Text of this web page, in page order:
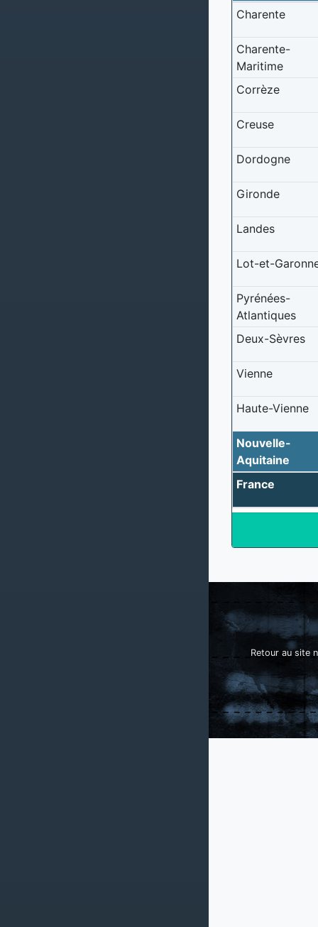
Charente
Charente-
Maritime
Corrèze
Creuse
Dordogne
Gironde
Landes
Lot-et-
Pyrénées-
Atlantiques
Deux-Sèvres
Vienne
Haute-Vienne
Nouvelle-
Aquitaine
France
Retour au site